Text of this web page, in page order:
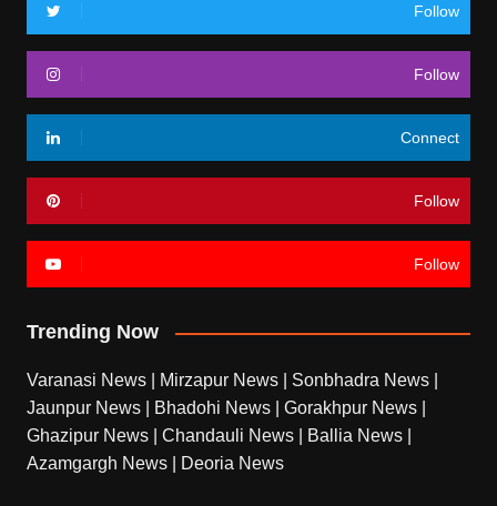
Follow
Follow
Connect
Follow
Follow
Trending Now
Varanasi News Mirzapur News Sonbhadra News
Jaunpur News
Bhadohi News Gorakhpur News
Ghazipur News
Chandauli News Ballia News
Azamgargh News
Deoria News